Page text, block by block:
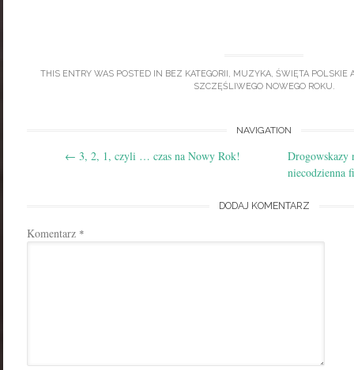
THIS ENTRY WAS POSTED IN BEZ KATEGORII MUZYKA ŚWIĘTA POLSKIE
SZCZĘŚLIWEGO NOWEGO ROKU
navigation
NAVIGATION
← 3, 2, 1, czyli … czas na Nowy Rok!
niecodzienna
DODAJ KOMENTARZ
Komentarz *